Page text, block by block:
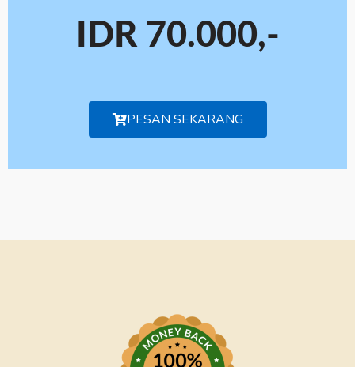
IDR 70.000,-
PESAN SEKARANG